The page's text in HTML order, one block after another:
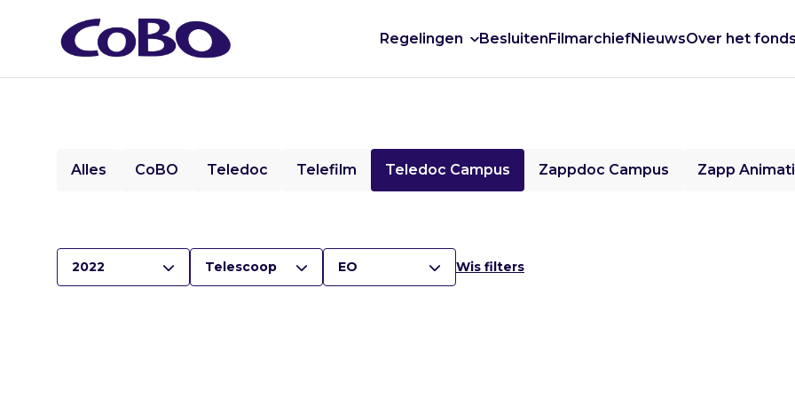
Regelingen BesluitenFilmarchiefNieuwsOver het
Alles CoBO Teledoc Telefilm Teledoc Campus Zappdoc Campus Zapp
2022 Telescoop EO Wis filters